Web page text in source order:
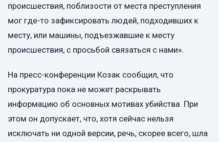
происшествия, поблизости от места преступления
мог где-то зафиксировать людей, подходивших к
месту, или машины, подъезжавшие к месту
происшествия, с просьбой связаться с нами».
На пресс-конференции Козак сообщил, что
прокуратура пока не может раскрывать
информацию об основных мотивах убийства. При
этом он допускает, что, хотя сейчас нельзя
исключать ни одной версии, речь, скорее всего, шла